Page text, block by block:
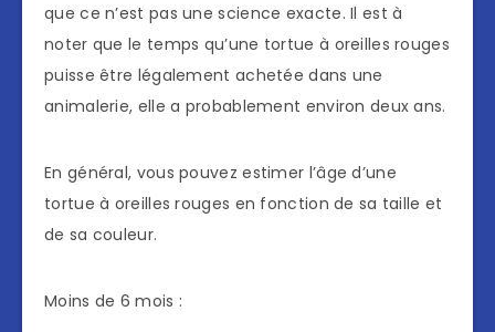
que ce n’est pas une science exacte. Il est à
noter que le temps qu’une tortue à oreilles rouges
puisse être légalement achetée dans une
animalerie, elle a probablement environ deux ans.
En général, vous pouvez estimer l’âge d’une
tortue à oreilles rouges en fonction de sa taille et
de sa couleur.
Moins de 6 mois :